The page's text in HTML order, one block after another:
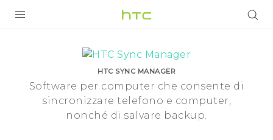
Software
HTC
G REIGNS
SMARTPHONE
HTC SYNC MANAGER
Software per computer che consente di
sincronizzare telefono e computer,
nonché di salvare backup.